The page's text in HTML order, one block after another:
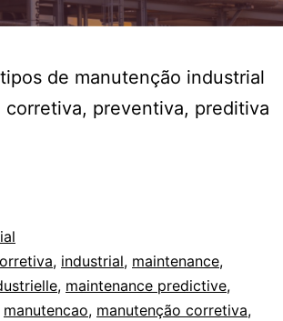
de manutenção industrial
preventiva, preditiva
, industrial, maintenance,
, maintenance predictive,
manutencao, manutenção corretiva,